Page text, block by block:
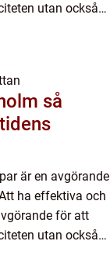
utan också
så
är en avgörande
ha effektiva och
för att
utan också